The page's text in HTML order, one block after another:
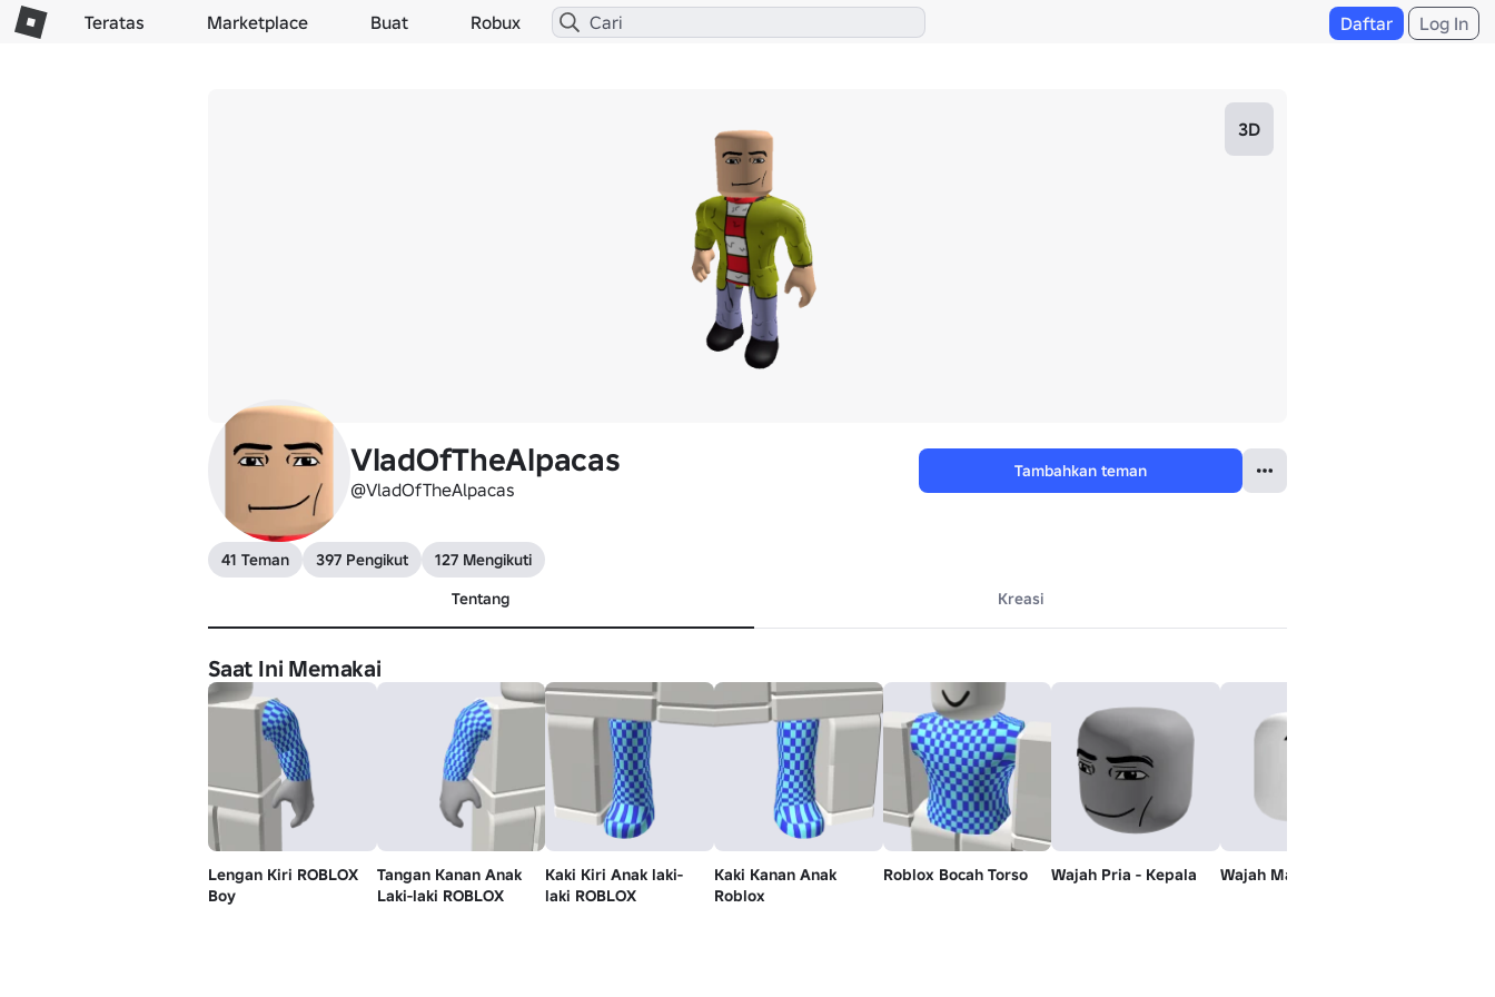
Teratas Marketplace Buat Robux Daftar Log In
3D
VladOfTheAlpacas
@VladOfTheAlpacas
Tambahkan teman
41 Teman 397 Pengikut
127 Mengikuti
Tentang
Kreasi
Saat Ini Memakai
Lengan Kiri ROBLOX
Boy
Tangan Kanan Anak
Laki-laki ROBLOX
Kaki Kiri Anak laki-
laki ROBLOX
Kaki Kanan Anak
Roblox
Roblox Bocah Torso Wajah Pria - Kepala Wajah Man - Suasana